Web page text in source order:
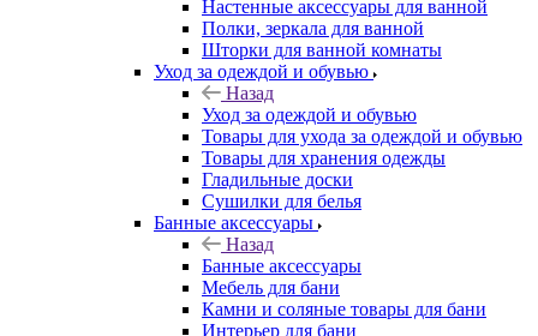
Настенные аксессуары для ванной
Полки, зеркала для ванной
Шторки для ванной комнаты
Уход за одеждой и обувью
Назад
Уход за одеждой и обувью
Товары для ухода за одеждой и обувью
Товары для хранения одежды
Гладильные доски
Сушилки для белья
Банные аксессуары
Назад
Банные аксессуары
Мебель для бани
Камни и соляные товары для бани
Интерьер для бани